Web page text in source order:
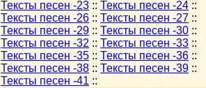
Тексты песен -23 :: Тексты песен -24 ::
Тексты песен -26 :: Тексты песен -27 ::
Тексты песен -29 :: Тексты песен -30 ::
Тексты песен -32 :: Тексты песен -33 ::
Тексты песен -35 :: Тексты песен -36 ::
Тексты песен -38 :: Тексты песен -39 ::
Тексты песен -41 ::